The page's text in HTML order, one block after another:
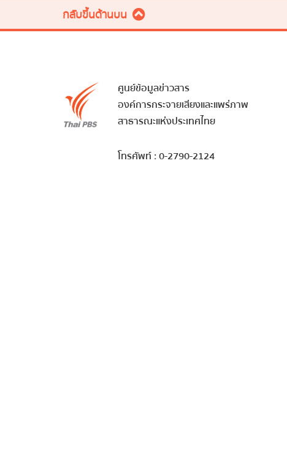
กลับขึ้นด้านบน
ศูนย์ข้อมูลข่าวสาร
องค์การกระจายเสียงและแพร่ภาพ
สาธารณะแห่งประเทศไทย
โทรศัพท์ : 0-2790-2124